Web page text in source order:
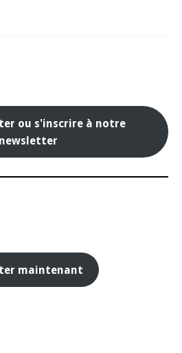
ou s'inscrire à notre
newsletter
maintenant